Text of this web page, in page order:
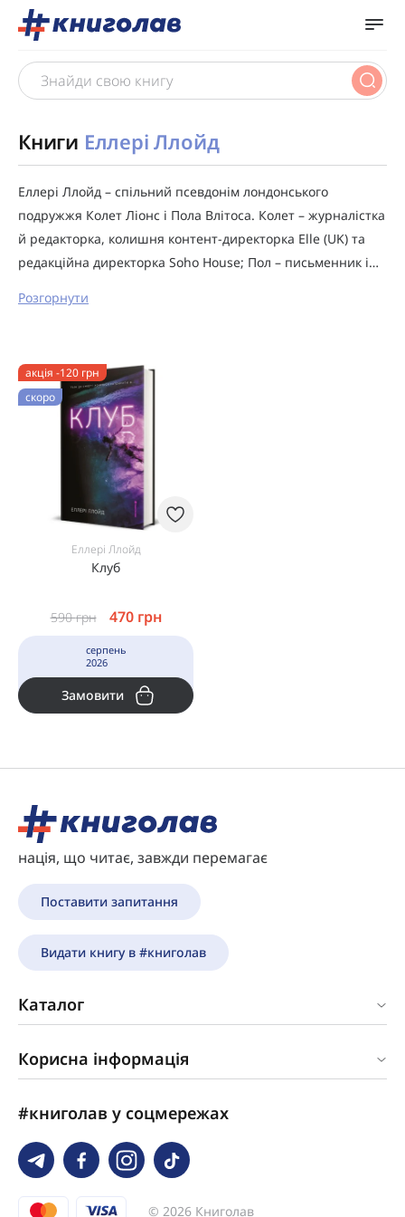
Книги Еллері Ллойд
Еллері Ллойд – спільний псевдонім лондонського
подружжя Колет Ліонс і Пола Влітоса. Колет – журналістка
й редакторка, колишня контент-директорка Elle (UK) та
редакційна директорка Soho House; Пол – письменник і…
Розгорнути
акція -120 грн
скоро
Еллері Ллойд
Клуб
590грн 470 грн
серпень
2026
Замовити
нація, що читає, завжди перемагає
Поставити запитання
Видати книгу в #книголав
Каталог
Корисна інформація
#книголав у соцмережах
© 2026 Книголав